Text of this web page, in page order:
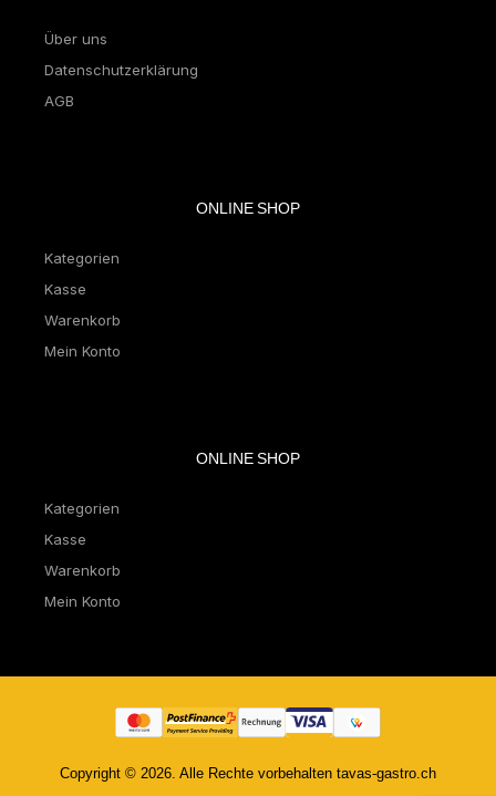
Über uns
Datenschutzerklärung
AGB
ONLINE SHOP
Kategorien
Kasse
Warenkorb
Mein Konto
ONLINE SHOP
Kategorien
Kasse
Warenkorb
Mein Konto
Copyright © 2026. Alle Rechte vorbehalten tavas-gastro.ch